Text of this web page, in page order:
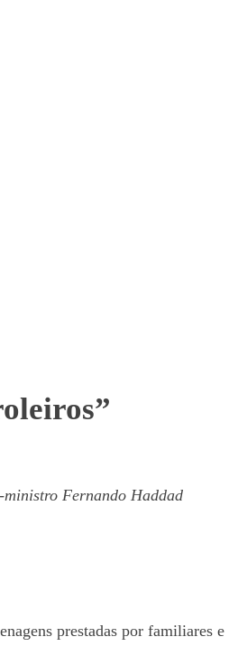
ministro Fernando Haddad
prestadas por familiares e